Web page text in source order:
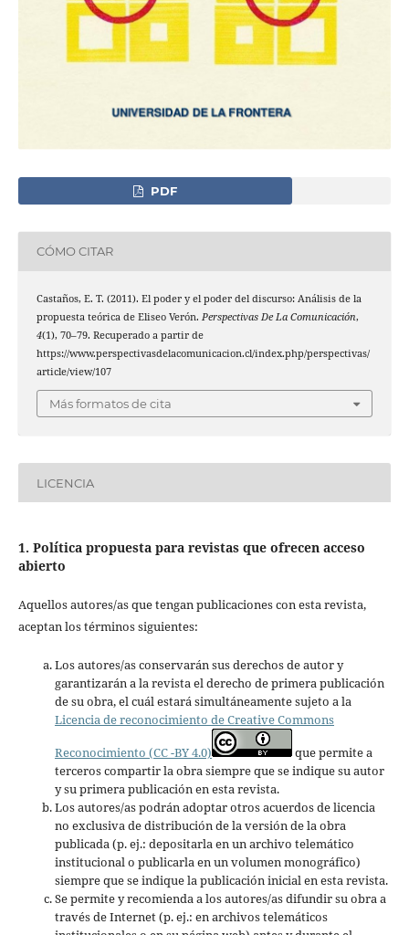
PDF
CÓMO CITAR
Castaños, E. T. (2011). El poder y el poder del discurso: Análisis de la
propuesta teórica de Eliseo Verón. Perspectivas De La Comunicación,
4(1), 70–79. Recuperado a partir de
https://www.perspectivasdelacomunicacion.cl/index.php/perspectivas/
article/view/107
Más formatos de cita
LICENCIA
1. Política propuesta para revistas que ofrecen acceso
abierto
Aquellos autores/as que tengan publicaciones con esta revista,
aceptan los términos siguientes:
Los autores/as conservarán sus derechos de autor y
garantizarán a la revista el derecho de primera publicación
de su obra, el cuál estará simultáneamente sujeto a la
Licencia de reconocimiento de Creative Commons
Reconocimiento (CC -BY 4.0)
que permite a
terceros compartir la obra siempre que se indique su autor
y su primera publicación en esta revista.
Los autores/as podrán adoptar otros acuerdos de licencia
no exclusiva de distribución de la versión de la obra
publicada (p. ej.: depositarla en un archivo telemático
institucional o publicarla en un volumen monográfico)
siempre que se indique la publicación inicial en esta revista.
Se permite y recomienda a los autores/as difundir su obra a
través de Internet (p. ej.: en archivos telemáticos